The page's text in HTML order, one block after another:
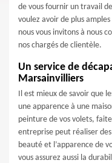
de vous fournir un travail
voulez avoir de plus
nous vous invitons à nous
nos chargés de clientèle.
Un service de
Marsainvilliers
Il est mieux de savoir que
une apparence à une
peinture de vos volets,
entreprise peut réaliser
beauté et l’apparence de
vous assurez aussi la